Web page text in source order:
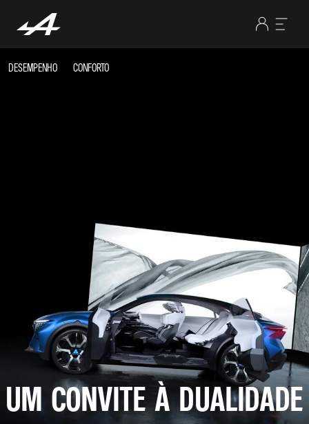
DESEMPENHO CONFORTO
UM CONVITE À DUALIDADE